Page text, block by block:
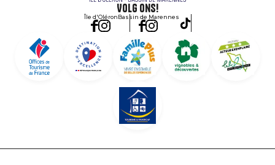
Volg ons!
Île d'OléronBassin de Marennes